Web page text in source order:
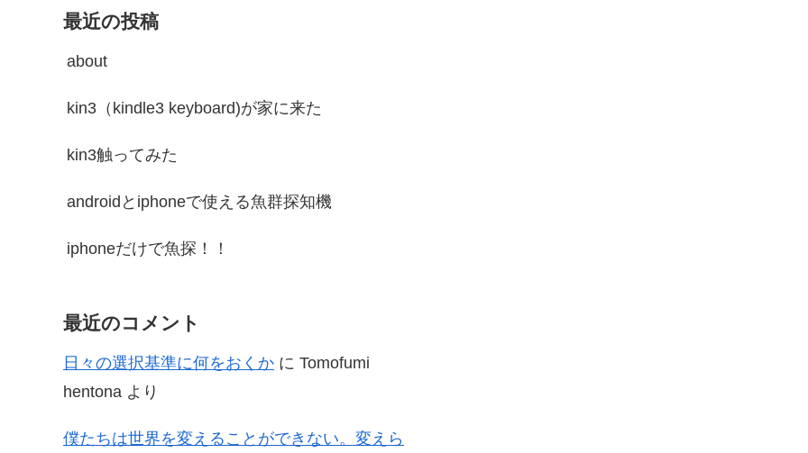
最近の投稿
about
kin3（kindle3 keyboard)が家に来た
kin3触ってみた
androidとiphoneで使える魚群探知機
iphoneだけで魚探！！
最近のコメント
日々の選択基準に何をおくか に Tomofumi
hentona より
僕たちは世界を変えることができない。変えら